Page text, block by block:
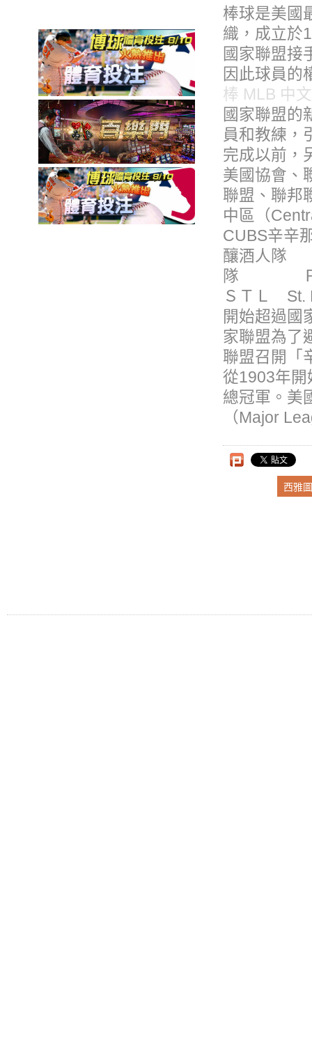
棒球是美國
織，成立於
國家聯盟接
因此球員的
棒 MLB 中
國家聯盟的
員和教練，
完成以前，
美國協會、
聯盟、聯邦
中區（
CUBS辛
釀酒人隊
隊 ＰＩ
ＳＴＬ St.
開始超過國
家聯盟為了
聯盟召開「
從1903年開
總冠軍。美
（Major
西雅